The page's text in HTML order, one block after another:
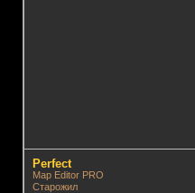
Perfect
Map Editor PRO
Старожил